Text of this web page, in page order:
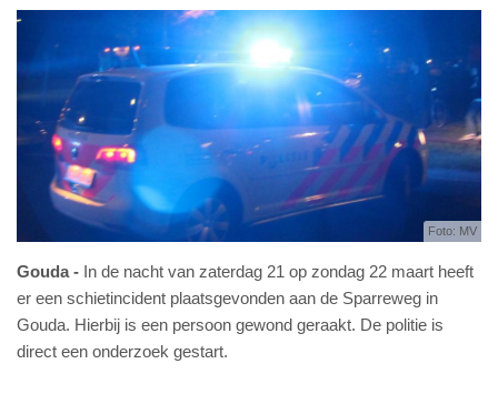
Foto: MV
Gouda
In de nacht van zaterdag 21 op zondag 22 maart heeft
er een schietincident plaatsgevonden aan de Sparreweg in
Gouda. Hierbij is een persoon gewond geraakt. De politie is
direct een onderzoek gestart.